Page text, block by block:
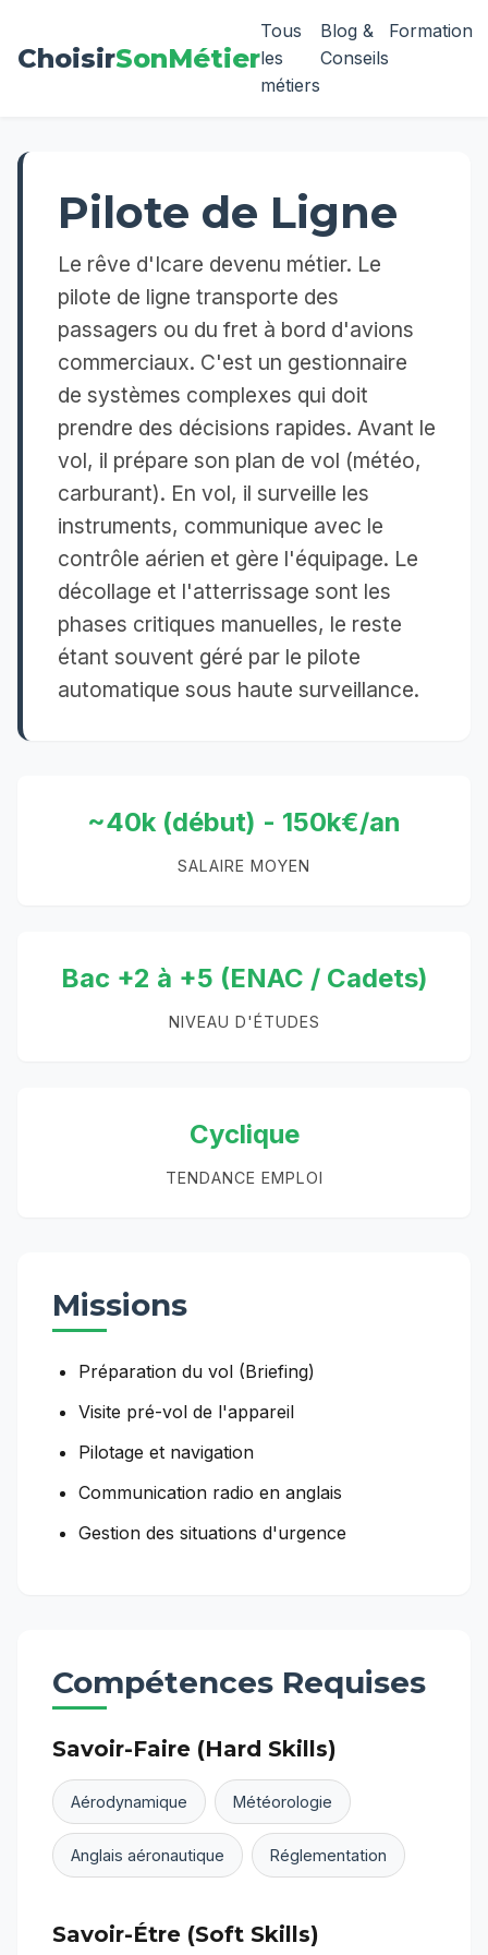
ChoisirSonMétier
Tous
les
métiers
Blog &
Conseils
Formation
Pilote de Ligne
Le rêve d'Icare devenu métier. Le
pilote de ligne transporte des
passagers ou du fret à bord d'avions
commerciaux. C'est un gestionnaire
de systèmes complexes qui doit
prendre des décisions rapides. Avant le
vol, il prépare son plan de vol (météo,
carburant). En vol, il surveille les
instruments, communique avec le
contrôle aérien et gère l'équipage. Le
décollage et l'atterrissage sont les
phases critiques manuelles, le reste
étant souvent géré par le pilote
automatique sous haute surveillance.
~40k (début) - 150k€/an
SALAIRE MOYEN
Bac +2 à +5 (ENAC / Cadets)
NIVEAU D'ÉTUDES
Cyclique
TENDANCE EMPLOI
Missions
Préparation du vol (Briefing)
Visite pré-vol de l'appareil
Pilotage et navigation
Communication radio en anglais
Gestion des situations d'urgence
Compétences Requises
Savoir-Faire (Hard Skills)
Aérodynamique Météorologie
Anglais aéronautique Réglementation
Savoir-Étre (Soft Skills)